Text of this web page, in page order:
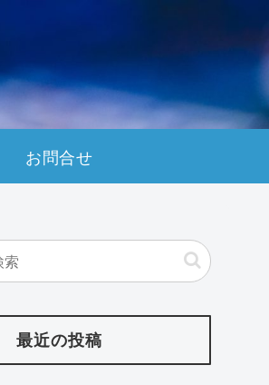
お問合せ
最近の投稿